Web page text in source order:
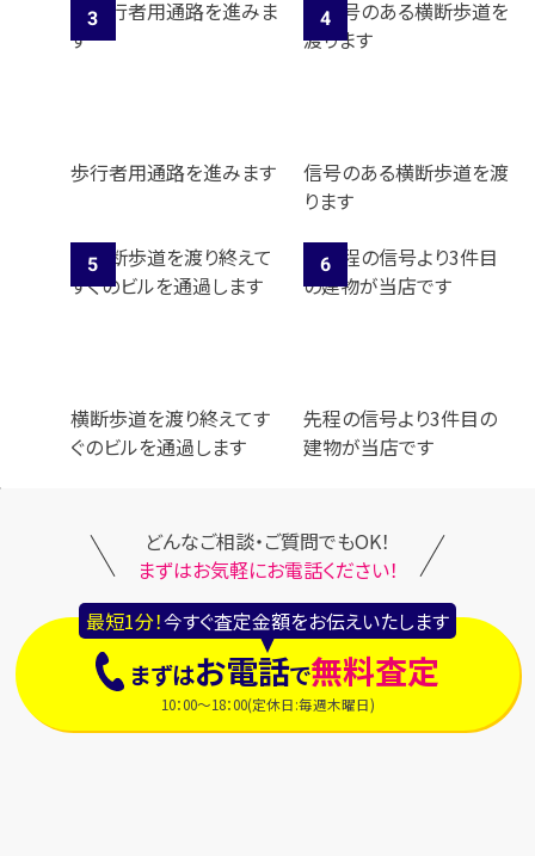
歩行者用通路を進みます
信号のある横断歩道を渡
ります
横断歩道を渡り終えてす
ぐのビルを通過します
先程の信号より3件目の
建物が当店です
どんなご相談・ご質問でもOK！
まずはお気軽にお電話ください！
最短1分！今すぐ査定金額をお伝えいたします
まずはお電話で無料査定
10：00～18：00(定休日:毎週木曜日)